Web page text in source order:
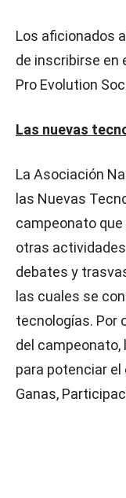
Los aficionados
de inscribirse en
Pro Evolution
Las nuevas
La Asociación
las Nuevas
campeonato
otras
debates y
las cuales se
tecnologías. Por
del
para potenciar el
Ganas,